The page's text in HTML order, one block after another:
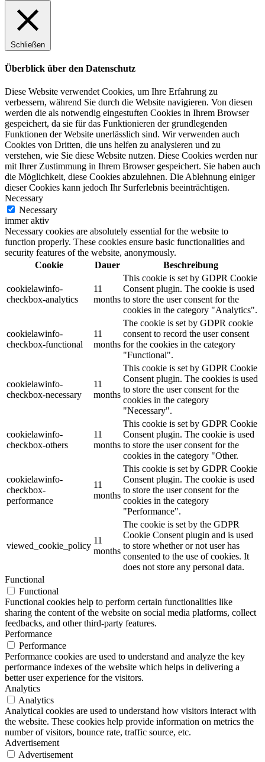
Schließen
Überblick über den Datenschutz
Diese Website verwendet Cookies, um Ihre Erfahrung zu
verbessern, während Sie durch die Website navigieren. Von diesen
werden die als notwendig eingestuften Cookies in Ihrem Browser
gespeichert, da sie für das Funktionieren der grundlegenden
Funktionen der Website unerlässlich sind. Wir verwenden auch
Cookies von Dritten, die uns helfen zu analysieren und zu
verstehen, wie Sie diese Website nutzen. Diese Cookies werden nur
mit Ihrer Zustimmung in Ihrem Browser gespeichert. Sie haben auch
die Möglichkeit, diese Cookies abzulehnen. Die Ablehnung einiger
dieser Cookies kann jedoch Ihr Surferlebnis beeinträchtigen.
Necessary
Necessary
immer aktiv
Necessary cookies are absolutely essential for the website to
function properly. These cookies ensure basic functionalities and
security features of the website, anonymously.
Cookie
Dauer Beschreibung
cookielawinfo-
checkbox-analytics
11
months
This cookie is set by GDPR Cookie
Consent plugin. The cookie is used
to store the user consent for the
cookies in the category "Analytics".
cookielawinfo-
checkbox-functional
11
months
The cookie is set by GDPR cookie
consent to record the user consent
for the cookies in the category
"Functional".
cookielawinfo-
checkbox-necessary
11
months
This cookie is set by GDPR Cookie
Consent plugin. The cookies is used
to store the user consent for the
cookies in the category
"Necessary".
cookielawinfo-
checkbox-others
11
months
This cookie is set by GDPR Cookie
Consent plugin. The cookie is used
to store the user consent for the
cookies in the category "Other.
cookielawinfo-
checkbox-
performance
11
months
This cookie is set by GDPR Cookie
Consent plugin. The cookie is used
to store the user consent for the
cookies in the category
"Performance".
viewed_cookie_policy
11
months
The cookie is set by the GDPR
Cookie Consent plugin and is used
to store whether or not user has
consented to the use of cookies. It
does not store any personal data.
Functional
Functional
Functional cookies help to perform certain functionalities like
sharing the content of the website on social media platforms, collect
feedbacks, and other third-party features.
Performance
Performance
Performance cookies are used to understand and analyze the key
performance indexes of the website which helps in delivering a
better user experience for the visitors.
Analytics
Analytics
Analytical cookies are used to understand how visitors interact with
the website. These cookies help provide information on metrics the
number of visitors, bounce rate, traffic source, etc.
Advertisement
Advertisement